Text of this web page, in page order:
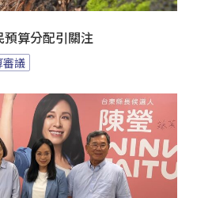
預算分配引關注
審議